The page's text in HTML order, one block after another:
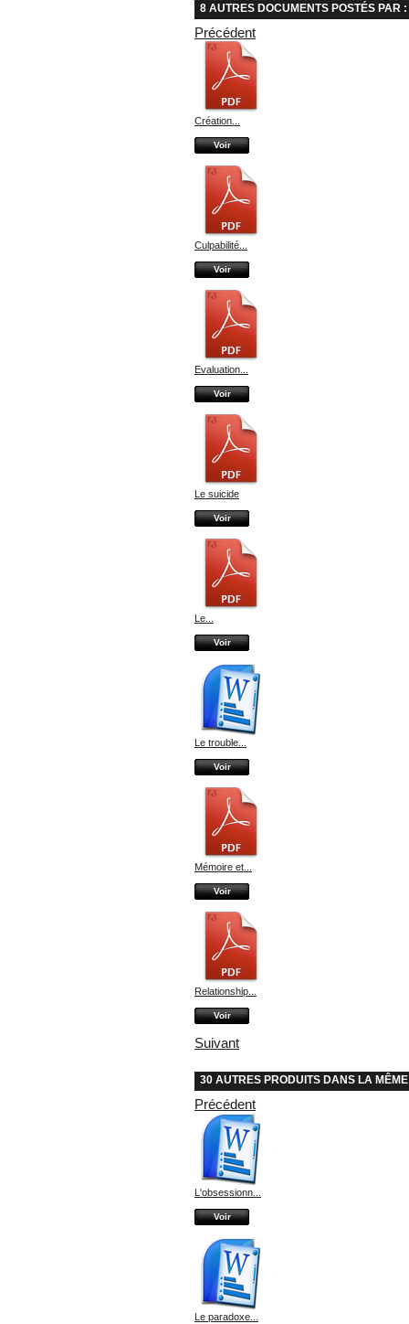
8 AUTRES DOCUMENTS POSTÉS PAR
Précédent
Création...
Voir
Culpabilité...
Voir
Evaluation...
Voir
Le suicide
Voir
Le...
Voir
Le trouble...
Voir
Mémoire et...
Voir
Relationship...
Voir
Suivant
30 AUTRES PRODUITS DANS LA
Précédent
L'obsessionn...
Voir
Le paradoxe...